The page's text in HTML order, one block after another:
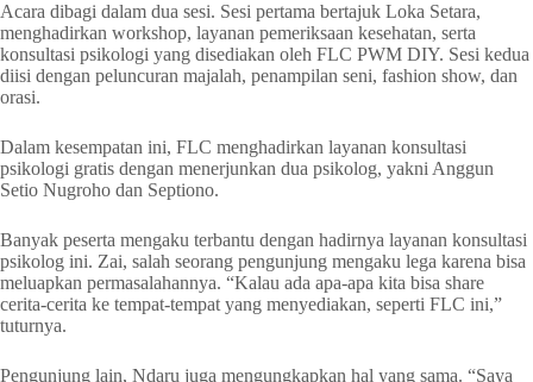
Acara dibagi dalam dua sesi. Sesi pertama bertajuk Loka Setara,
menghadirkan workshop, layanan pemeriksaan kesehatan, serta
konsultasi psikologi yang disediakan oleh FLC PWM DIY. Sesi kedua
diisi dengan peluncuran majalah, penampilan seni, fashion show, dan
orasi.
Dalam kesempatan ini, FLC menghadirkan layanan konsultasi
psikologi gratis dengan menerjunkan dua psikolog, yakni Anggun
Setio Nugroho dan Septiono.
Banyak peserta mengaku terbantu dengan hadirnya layanan konsultasi
psikolog ini. Zai, salah seorang pengunjung mengaku lega karena bisa
meluapkan permasalahannya. “Kalau ada apa-apa kita bisa share
cerita-cerita ke tempat-tempat yang menyediakan, seperti FLC ini,”
tuturnya.
Pengunjung lain, Ndaru juga mengungkapkan hal yang sama. “Saya